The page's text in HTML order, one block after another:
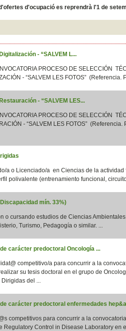
d'ocupació es reprendrà l'1 de
- “SALVEM L...
PROCESO DE SELECCIÓN
- “SALVEM LES FOTOS” (Referencia.
- “SALVEM LES...
PROCESO DE SELECCIÓN
- “SALVEM LES FOTOS” (Referencia.
a o Licenciado/a en Ciencias de la actividad
polivalente (entrenamiento funcional,
mín. 33%)
o cursando estudios de Ciencias
Turismo, Pedagogía o similar. ...
carácter predoctoral Oncología ...
competitivo/a para concurrir a la
su tesis doctoral en el grupo de
Dirigidas del ...
carácter predoctoral enfermedades
competitivos para concurrir a la
Regulatory Control in Disease Laboratory en